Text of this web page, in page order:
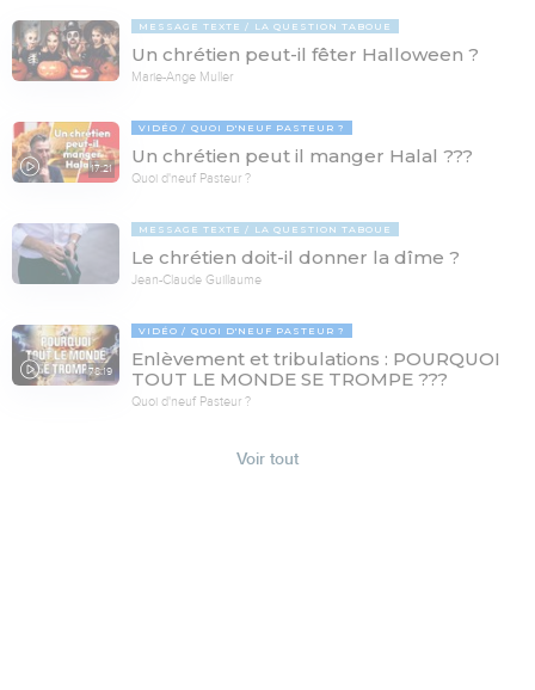
MESSAGE TEXTE LA QUESTION TABOUE
Un chrétien peut-il fêter Halloween ?
Marie-Ange Muller
17:21
VIDÉO QUOI D'NEUF PASTEUR ?
Un chrétien peut il manger Halal ???
Quoi d'neuf Pasteur ?
MESSAGE TEXTE LA QUESTION TABOUE
Le chrétien doit-il donner la dîme ?
Jean-Claude Guillaume
78:19
VIDÉO QUOI D'NEUF PASTEUR ?
Enlèvement et tribulations : POURQUOI
TOUT LE MONDE SE TROMPE ???
Quoi d'neuf Pasteur ?
Voir tout